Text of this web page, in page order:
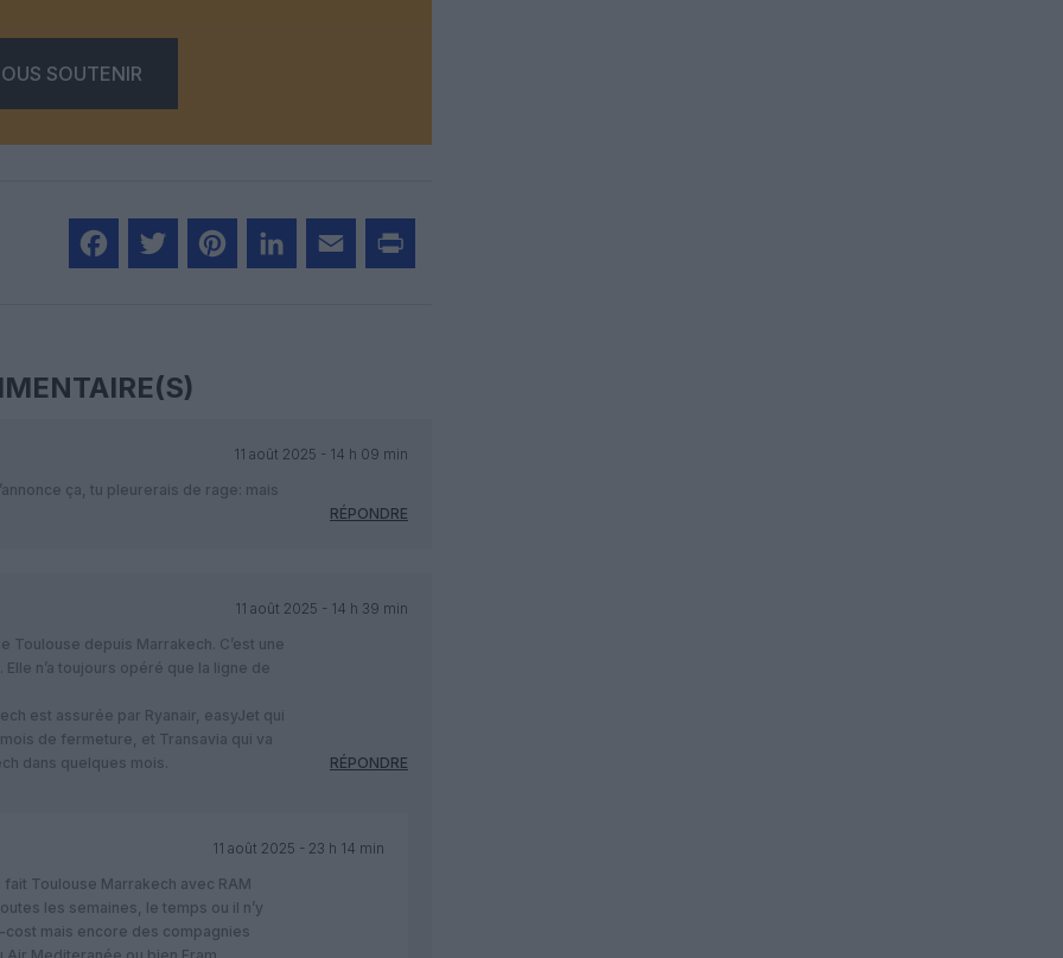
SOUTENIR
11 août 2025 - 14 h 09 min
ça, tu pleurerais de rage: mais
RÉPONDRE
11 août 2025 - 14 h 39 min
Toulouse depuis Marrakech. C’est une
n’a toujours opéré que la ligne de
est assurée par Ryanair, easyJet qui
de fermeture, et Transavia qui va
dans quelques mois.
RÉPONDRE
11 août 2025 - 23 h 14 min
fait Toulouse Marrakech avec RAM
les semaines, le temps ou il n’y
mais encore des compagnies